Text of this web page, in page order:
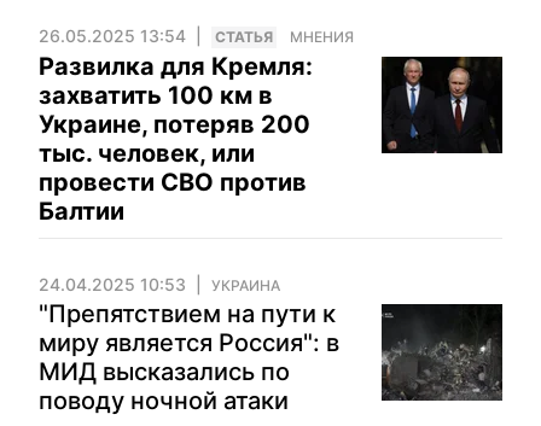
26.05.2025 13:54 CТАТЬЯ МНЕНИЯ
Развилка для Кремля:
захватить 100 км в
Украине, потеряв 200
тыс. человек, или
провести СВО против
Балтии
24.04.2025 10:53 УКРАИНА
"Препятствием на пути к
миру является Россия": в
МИД высказались по
поводу ночной атаки